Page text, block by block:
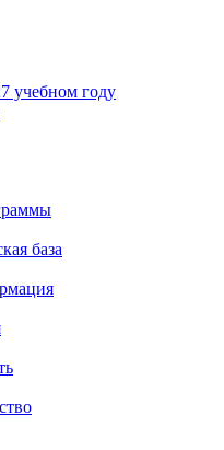
учебном году
база